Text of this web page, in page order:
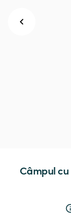
Câmpulcu